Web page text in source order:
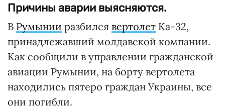
Причины аварии выясняются.
В Румынии разбился вертолет Ка-32,
принадлежавший молдавской компании.
Как сообщили в управлении гражданской
авиации Румынии, на борту вертолета
находились пятеро граждан Украины, все
они погибли.